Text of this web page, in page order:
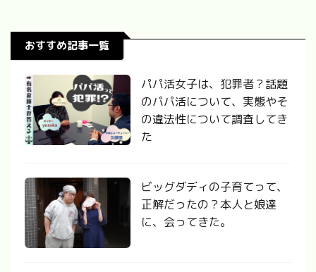
おすすめ記事一覧
パパ活女子は、犯罪者？話題
のパパ活について、実態やそ
の違法性について調査してき
た
ビッグダディの子育てって、
正解だったの？本人と娘達
に、会ってきた。